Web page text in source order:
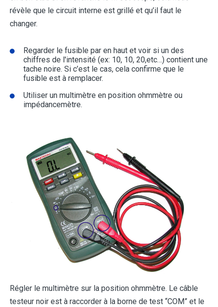
révèle que le circuit interne est grillé et qu’il faut le
changer.
Regarder le fusible par en haut et voir si un des
chiffres de l'intensité (ex: 10, 10, 20,etc…) contient une
tache noire. Si c’est le cas, cela confirme que le
fusible est à remplacer.
Utiliser un multimètre en position ohmmètre ou
impédancemètre.
Régler le multimètre sur la position ohmmètre. Le câble
testeur noir est à raccorder à la borne de test “COM” et le